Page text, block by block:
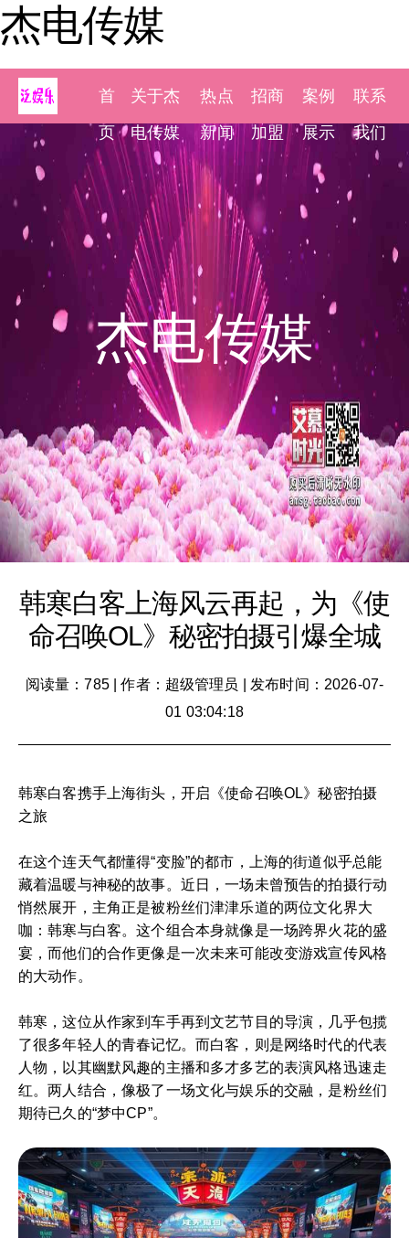
杰电传媒
首
页
关于杰
电传媒
热点
新闻
招商
加盟
案例
展示
联系
我们
杰电传媒
韩寒白客上海风云再起，为《使
命召唤OL》秘密拍摄引爆全城
阅读量：785|作者：超级管理员
发布时间：2026-07-
01 03:04:18
韩寒白客携手上海街头，开启《使命召唤OL》秘密拍摄
之旅
在这个连天气都懂得“变脸”的都市，上海的街道似乎总能
藏着温暖与神秘的故事。近日，一场未曾预告的拍摄行动
悄然展开，主角正是被粉丝们津津乐道的两位文化界大
咖：韩寒与白客。这个组合本身就像是一场跨界火花的盛
宴，而他们的合作更像是一次未来可能改变游戏宣传风格
的大动作。
韩寒，这位从作家到车手再到文艺节目的导演，几乎包揽
了很多年轻人的青春记忆。而白客，则是网络时代的代表
人物，以其幽默风趣的主播和多才多艺的表演风格迅速走
红。两人结合，像极了一场文化与娱乐的交融，是粉丝们
期待已久的“梦中CP”。